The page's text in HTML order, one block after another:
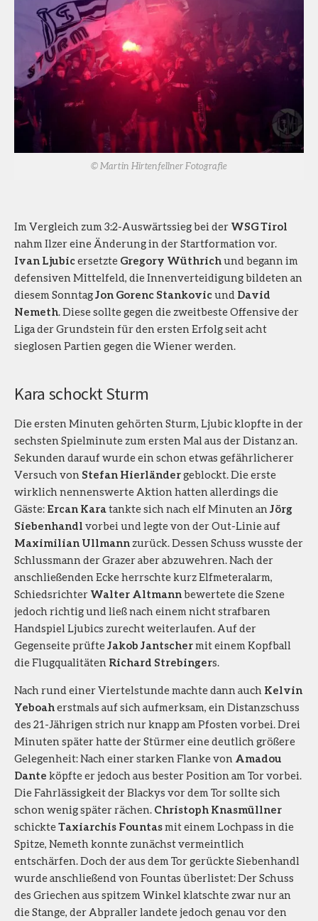
© Martin Hirtenfellner Fotografie
Im Vergleich zum 3:2-Auswärtssieg bei der WSG Tirol
nahm Ilzer eine Änderung in der Startformation vor.
Ivan Ljubicersetzte Gregory Wüthrichund begann im
defensiven Mittelfeld, die Innenverteidigung bildeten an
diesem SonntagJon Gorenc Stankovicund David
Nemeth. Diese sollte gegen die zweitbeste Offensive der
Liga der Grundstein für den ersten Erfolg seit acht
sieglosen Partien gegen die Wiener werden.
Kara schockt Sturm
Die ersten Minuten gehörten Sturm, Ljubic klopfte in der
sechsten Spielminute zum ersten Mal aus der Distanz an.
Sekunden darauf wurde ein schon etwas gefährlicherer
Versuch von Stefan Hierländergeblockt. Die erste
wirklich nennenswerte Aktion hatten allerdings die
Gäste: Ercan Karatankte sich nach elf Minuten an Jörg
Siebenhandl vorbei und legte von der Out-Linie auf
Maximilian Ullmann zurück. Dessen Schuss wusste der
Schlussmann der Grazer aber abzuwehren. Nach der
anschließenden Ecke herrschte kurz Elfmeteralarm,
Schiedsrichter Walter Altmannbewertete die Szene
jedoch richtig und ließ nach einem nicht strafbaren
Handspiel Ljubics zurecht weiterlaufen. Auf der
Gegenseite prüfteJakob Jantschermit einem Kopfball
die Flugqualitäten Richard Strebingers.
Nach rund einer Viertelstunde machte dann auch Kelvin
Yeboaherstmals auf sich aufmerksam, ein Distanzschuss
des 21-Jährigen strich nur knapp am Pfosten vorbei. Drei
Minuten später hatte der Stürmer eine deutlich größere
Gelegenheit: Nach einer starken Flanke von Amadou
Dante köpfte er jedoch aus bester Position am Tor vorbei.
Die Fahrlässigkeit der Blackys vor dem Tor sollte sich
schon wenig später rächen. Christoph Knasmüllner
schickteTaxiarchis Fountasmit einem Lochpass in die
Spitze, Nemeth konnte zunächst vermeintlich
entschärfen. Doch der aus dem Tor gerückte Siebenhandl
wurde anschließend von Fountas überlistet: Der Schuss
des Griechen aus spitzem Winkel klatschte zwar nur an
die Stange, der Abpraller landete jedoch genau vor den